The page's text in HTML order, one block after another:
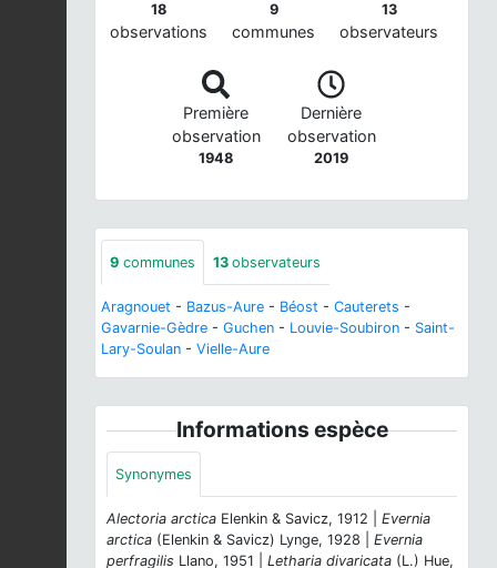
18
observations
9
communes
13
observateurs
Première
observation
1948
Dernière
observation
2019
9 communes 13 observateurs
Aragnouet - Bazus-Aure - Béost - Cauterets -
Gavarnie-Gèdre - Guchen - Louvie-Soubiron - Saint-
Lary-Soulan - Vielle-Aure
Informations espèce
Synonymes
Alectoria arctica Elenkin & Savicz, 1912 | Evernia
arctica (Elenkin & Savicz) Lynge, 1928 | Evernia
perfragilis Llano, 1951 | Letharia divaricata (L.) Hue,